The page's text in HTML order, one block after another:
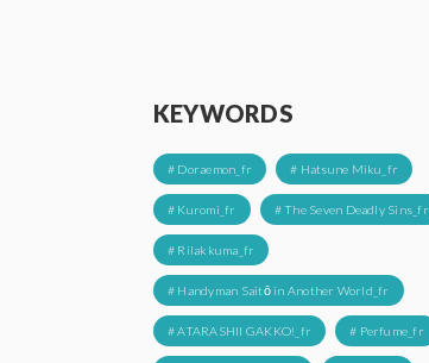
KEYWORDS
# Doraemon_fr # Hatsune Miku_fr
# Kuromi_fr # The Seven Deadly Sins_fr
# Rilakkuma_fr
# Handyman Saitō in Another World_fr
# ATARASHII GAKKO!_fr # Perfume_fr